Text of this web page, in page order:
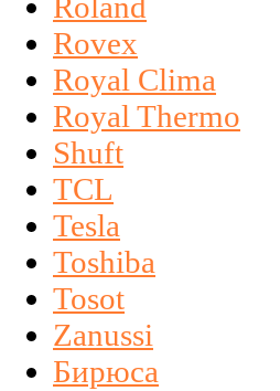
Rovex
Royal Clima
Royal Thermo
Shuft
TCL
Tesla
Toshiba
Tosot
Zanussi
Бирюса